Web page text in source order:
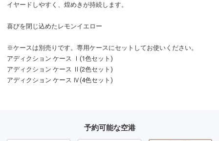
イヤードしやすく、煌めきが持続します。
喜びを閉じ込めたレモンイエロー
※ケースは別売りです。専用ケースにセットしてお使いください。
アディクション ケース Ⅰ(1色セット)
アディクション ケース Ⅱ(2色セット)
アディクション ケース Ⅳ(4色セット)
予約可能な空港